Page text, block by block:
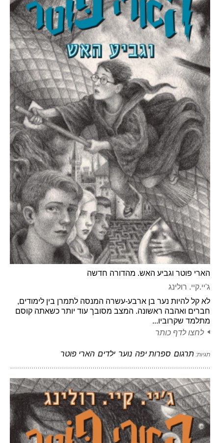
הארי פוטר וגביע האש. מהדורה חדשה
ג'יי.קיי. רולינג
לא קל להיות נער בן ארבע-עשרה המנסה לתמרן בין לימודים,
חברים ואהבה ראשונה. המצב מסובך עוד יותר כשאתה קוסם
מתלמד שקרוביו...
לחצו לדף כותר
תגיות: תרגום ספרות יפה נוער ילדים הארי פוטר